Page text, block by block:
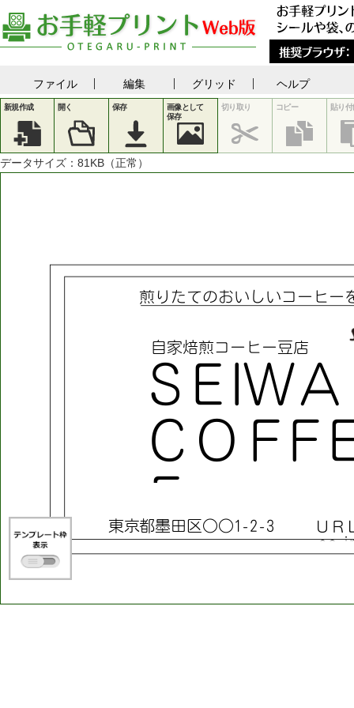
ファイル 編集 グリッド ヘルプ
新規作成 開く 保存
画像として
保存
切り取り コピー 貼り付
データサイズ： 81 KB（正常）
Ｕ Ｒ
.co.j
東京都墨田区○○1 - 2 - 3
S E IWA
C O F F
E
自家焙煎コ ー ヒ ー豆店
煎り た てのおい し い コ ー ヒ ー